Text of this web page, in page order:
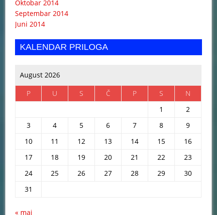
Oktobar 2014
Septembar 2014
Juni 2014
KALENDAR PRILOGA
August 2026
P
U S Č P S
N
1
2
3
4 5 6 7 8
9
10
11 12 13 14 15
16
17
18 19 20 21 22
23
24
25 26 27 28 29
30
31
« maj